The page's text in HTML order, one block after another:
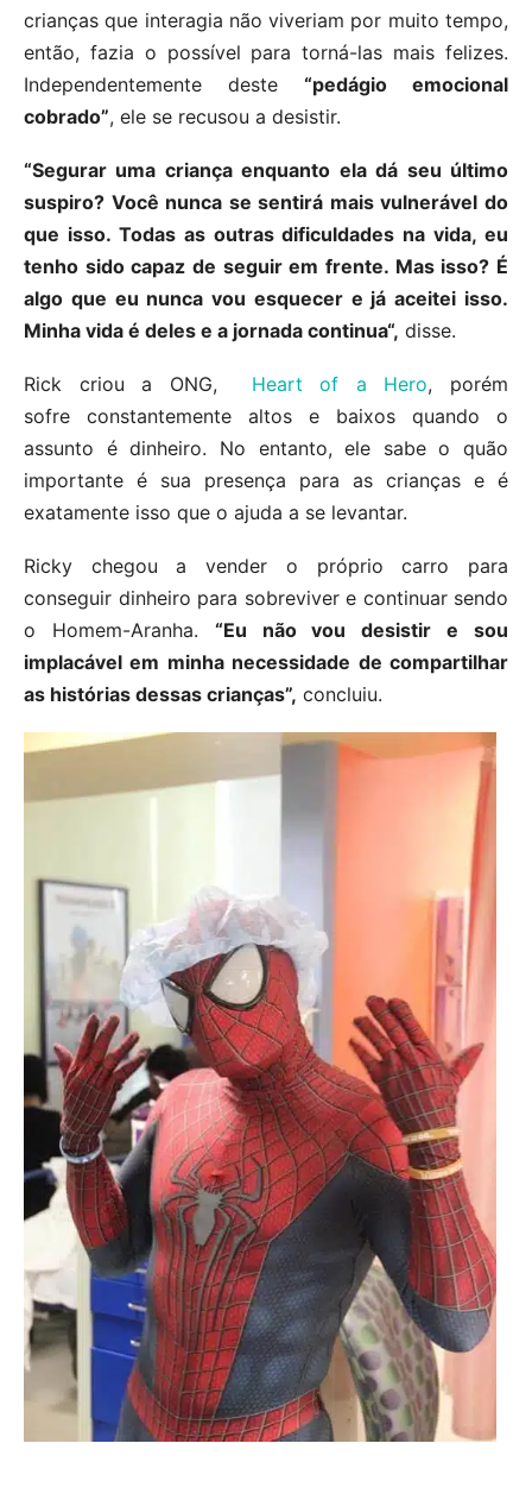
crianças que interagia não viveriam por muito tempo,
então, fazia o possível para torná-las mais felizes.
Independentemente deste “pedágio emocional
cobrado”, ele se recusou a desistir.
“Segurar uma criança enquanto ela dá seu último
suspiro? Você nunca se sentirá mais vulnerável do
que isso. Todas as outras dificuldades na vida, eu
tenho sido capaz de seguir em frente. Mas isso? É
algo que eu nunca vou esquecer e já aceitei isso.
Minha vida é deles e a jornada continua“, disse.
Rick criou a ONG, Heart of a Hero, porém
sofre constantemente altos e baixos quando o
assunto é dinheiro. No entanto, ele sabe o quão
importante é sua presença para as crianças e é
exatamente isso que o ajuda a se levantar.
Ricky chegou a vender o próprio carro para
conseguir dinheiro para sobreviver e continuar sendo
o Homem-Aranha. “Eu não vou desistir e sou
implacável em minha necessidade de compartilhar
as histórias dessas crianças”, concluiu.